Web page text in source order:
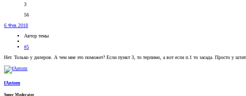
3
56
6 Фев 2018
Автор темы
#5
Нет. Только у дилеров. А чем мне это поможет? Если пункт 3, то терпимо, а вот если п.1 то засада. Просто у
fAntom
Super Moderator